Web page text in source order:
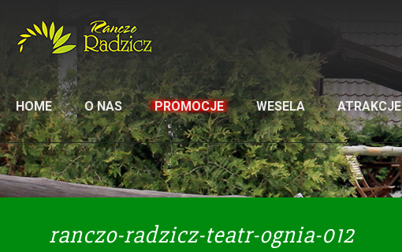
HOME O NAS PROMOCJE WESELA ATRAKCJE
ranczo-radzicz-teatr-ognia-012